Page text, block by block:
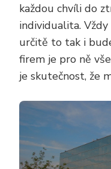
každou chvíli do
individualita.
určitě to tak i
firem je pro ně
je skutečnost, že